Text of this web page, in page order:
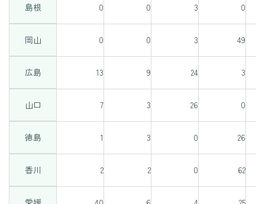
島根 0 0 3 0
岡山 0 0 3 49
広島 13 9 24 3
山口 7 3 26 0
徳島 1 3 0 26
香川 2 2 0 62